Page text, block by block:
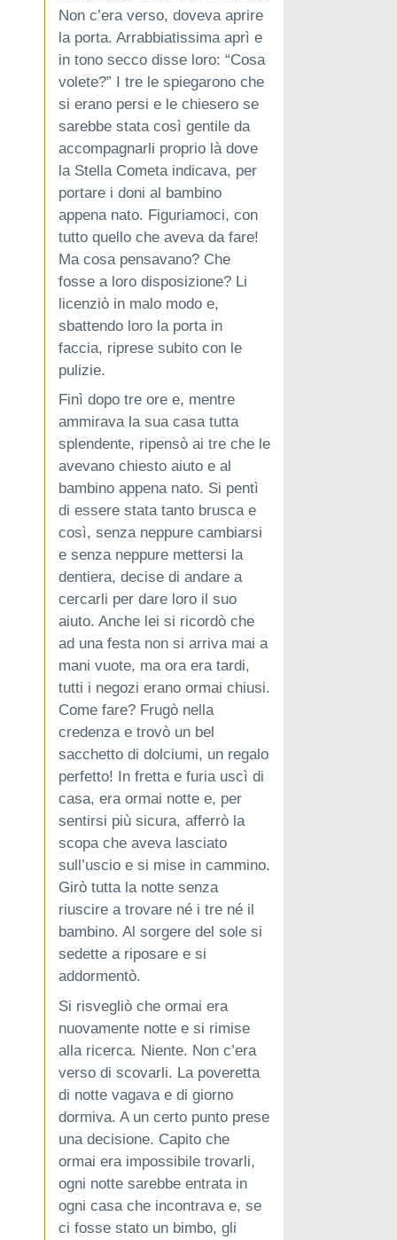
Non c’era verso, doveva aprire
la porta. Arrabbiatissima aprì e
in tono secco disse loro: “Cosa
volete?” I tre le spiegarono che
si erano persi e le chiesero se
sarebbe stata così gentile da
accompagnarli proprio là dove
la Stella Cometa indicava, per
portare i doni al bambino
appena nato. Figuriamoci, con
tutto quello che aveva da fare!
Ma cosa pensavano? Che
fosse a loro disposizione? Li
licenziò in malo modo e,
sbattendo loro la porta in
faccia, riprese subito con le
pulizie.
Finì dopo tre ore e, mentre
ammirava la sua casa tutta
splendente, ripensò ai tre che le
avevano chiesto aiuto e al
bambino appena nato. Si pentì
di essere stata tanto brusca e
così, senza neppure cambiarsi
e senza neppure mettersi la
dentiera, decise di andare a
cercarli per dare loro il suo
aiuto. Anche lei si ricordò che
ad una festa non si arriva mai a
mani vuote, ma ora era tardi,
tutti i negozi erano ormai chiusi.
Come fare? Frugò nella
credenza e trovò un bel
sacchetto di dolciumi, un regalo
perfetto! In fretta e furia uscì di
casa, era ormai notte e, per
sentirsi più sicura, afferrò la
scopa che aveva lasciato
sull’uscio e si mise in cammino.
Girò tutta la notte senza
riuscire a trovare né i tre né il
bambino. Al sorgere del sole si
sedette a riposare e si
addormentò.
Si risvegliò che ormai era
nuovamente notte e si rimise
alla ricerca. Niente. Non c’era
verso di scovarli. La poveretta
di notte vagava e di giorno
dormiva. A un certo punto prese
una decisione. Capito che
ormai era impossibile trovarli,
ogni notte sarebbe entrata in
ogni casa che incontrava e, se
ci fosse stato un bimbo, gli